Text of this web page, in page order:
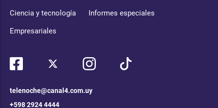
Ciencia y tecnología Informes especiales
Empresariales
telenoche@canal4.com.uy
+598 2924 4444